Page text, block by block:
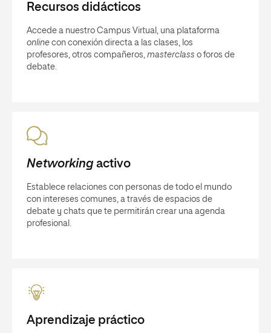
Recursos didácticos
Accede a nuestro Campus Virtual, una plataforma
online con conexión directa a las clases, los
profesores, otros compañeros, masterclass o foros de
debate.
Networkingactivo
Establece relaciones con personas de todo el mundo
con intereses comunes, a través de espacios de
debate y chats que te permitirán crear una agenda
profesional.
Aprendizaje práctico